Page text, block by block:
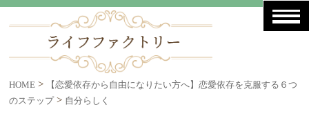
HOME >
【恋愛依存から自由になりたい方へ】恋愛依存を克服する６つ
のステップ> 自分らしく